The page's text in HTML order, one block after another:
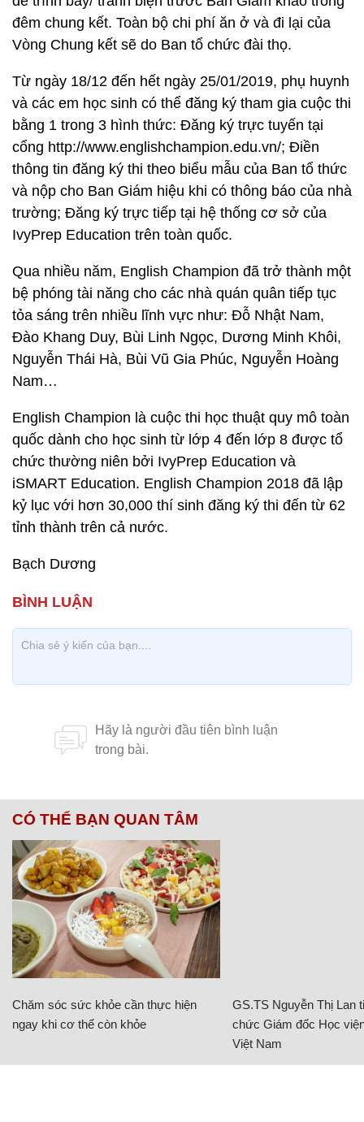
đêm chung kết. Toàn bộ chi phí ăn ở và đi lại của
Vòng Chung kết sẽ do Ban tổ chức đài thọ.
Từ ngày 18/12 đến hết ngày 25/01/2019, phụ huynh
và các em học sinh có thể đăng ký tham gia cuộc thi
bằng 1 trong 3 hình thức: Đăng ký trực tuyến tại
cổng http://www.englishchampion.edu.vn/; Điền
thông tin đăng ký thi theo biểu mẫu của Ban tổ thức
và nộp cho Ban Giám hiệu khi có thông báo của nhà
trường; Đăng ký trực tiếp tại hệ thống cơ sở của
IvyPrep Education trên toàn quốc.
Qua nhiều năm, English Champion đã trở thành một
bệ phóng tài năng cho các nhà quán quân tiếp tục
tỏa sáng trên nhiều lĩnh vực như: Đỗ Nhật Nam,
Đào Khang Duy, Bùi Linh Ngọc, Dương Minh Khôi,
Nguyễn Thái Hà, Bùi Vũ Gia Phúc, Nguyễn Hoàng
Nam…
English Champion là cuộc thi học thuật quy mô toàn
quốc dành cho học sinh từ lớp 4 đến lớp 8 được tổ
chức thường niên bởi IvyPrep Education và
iSMART Education. English Champion 2018 đã lập
kỷ lục với hơn 30,000 thí sinh đăng ký thi đến từ 62
tỉnh thành trên cả nước.
Bạch Dương
CÓ THỂ BẠN QUAN TÂM
Chăm sóc sức khỏe cần thực hiện
ngay khi cơ thể còn khỏe
GS.TS Nguyễn Thị Lan
chức Giám đốc Học
Việt Nam